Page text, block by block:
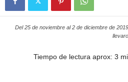
Del 25 de noviembre al 2 de diciembre de
Tiempo de lectura aprox: 3